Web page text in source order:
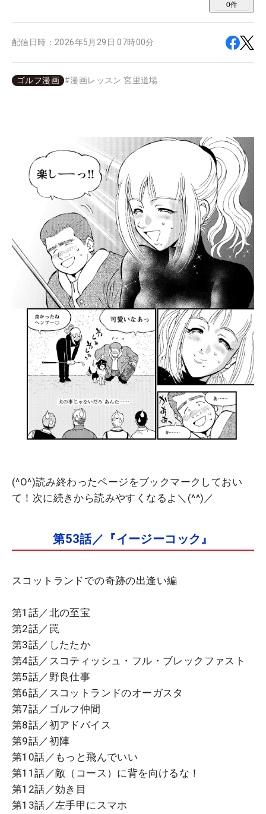
0件
配信日時： 2026年5月29日 07時00分
ゴルフ漫画 #漫画レッスン 宮里道場
(^O^)読み終わったページをブックマークしておい
て！次に続きから読みやすくなるよ＼(^^)／
第53話／『イージーコック』
スコットランドでの奇跡の出逢い編
第1話／北の至宝
第2話／罠
第3話／したたか
第4話／スコティッシュ・フル・ブレックファスト
第5話／野良仕事
第6話／スコットランドのオーガスタ
第7話／ゴルフ仲間
第8話／初アドバイス
第9話／初陣
第10話／もっと飛んでいい
第11話／敵（コース）に背を向けるな！
第12話／効き目
第13話／左手甲にスマホ